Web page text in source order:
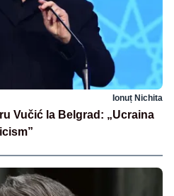
Ionuț Nichita
Vučić la Belgrad: „Ucraina